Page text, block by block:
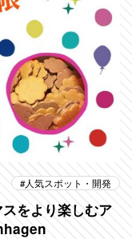
人気スポット・開発
スをより楽しむア